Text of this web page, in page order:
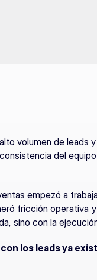
volumen de leads
del
empezó a
fricción operativa
sino con la
los leads ya